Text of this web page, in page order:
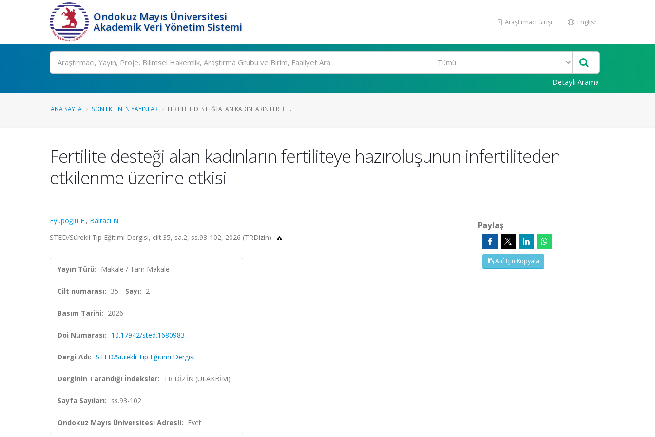
Ondokuz Mayıs Üniversitesi
Akademik Veri Yönetim Sistemi
Araştırmacı Girişi English
Ara
Detaylı Arama
ANA SAYFA SON EKLENEN YAYINLAR FERTILITE DESTEĞI ALAN KADINLARIN FERTIL...
Fertilite desteği alan kadınların fertiliteye hazıroluşunun infertiliteden
etkilenme üzerine etkisi
Eyüpoğlu E., Baltaci N.
STED/Sürekli Tıp Eğitimi Dergisi, cilt.35, sa.2, ss.93-102, 2026 (TRDizin)
Yayın Türü: Makale / Tam Makale
Cilt numarası: 35 Sayı: 2
Basım Tarihi: 2026
Doi Numarası: 10.17942/sted.1680983
Dergi Adı: STED/Sürekli Tıp Eğitimi Dergisi
Derginin Tarandığı İndeksler: TR DİZİN (ULAKBİM)
Sayfa Sayıları: ss.93-102
Ondokuz Mayıs Üniversitesi Adresli: Evet
Paylaş
Atıf İçin Kopyala